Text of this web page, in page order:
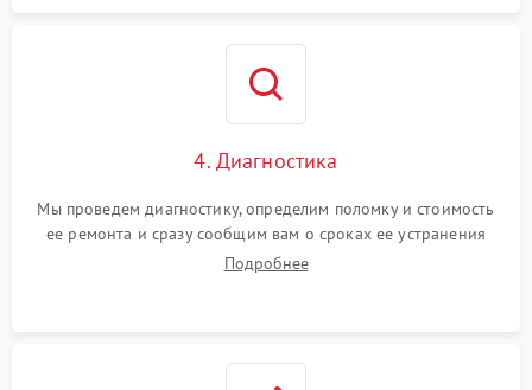
4. Диагностика
Мы проведем диагностику, определим поломку и стоимость
ее ремонта и сразу сообщим вам о сроках ее устранения
Подробнее